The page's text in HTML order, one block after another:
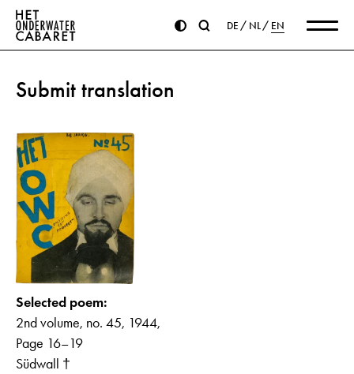
DE NL EN
Submit translation
Selected poem:
2nd volume, no. 45, 1944,
Page 16–19
Südwall †